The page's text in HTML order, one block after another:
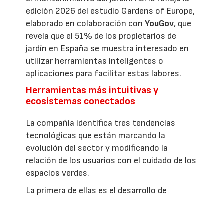
edición 2026 del estudio Gardens of Europe,
elaborado en colaboración conYouGov, que
revela que el 51% de los propietarios de
jardín en España se muestra interesado en
utilizar herramientas inteligentes o
aplicaciones para facilitar estas labores.
Herramientas más intuitivas y
ecosistemas conectados
La compañía identifica tres tendencias
tecnológicas que están marcando la
evolución del sector y modificando la
relación de los usuarios con el cuidado de los
espacios verdes.
La primera de ellas es el desarrollo de